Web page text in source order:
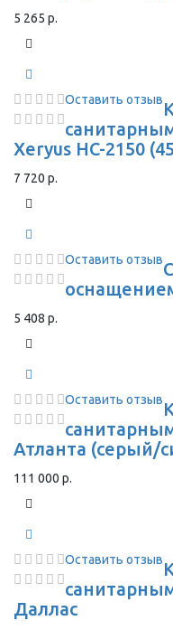
5 265 р.
Оставить отзыв
Xeryus HC-2150
7 720 р.
Оставить отзыв
5 408 р.
Оставить отзыв
Атланта (серый/
111 000 р.
Оставить отзыв
Даллас